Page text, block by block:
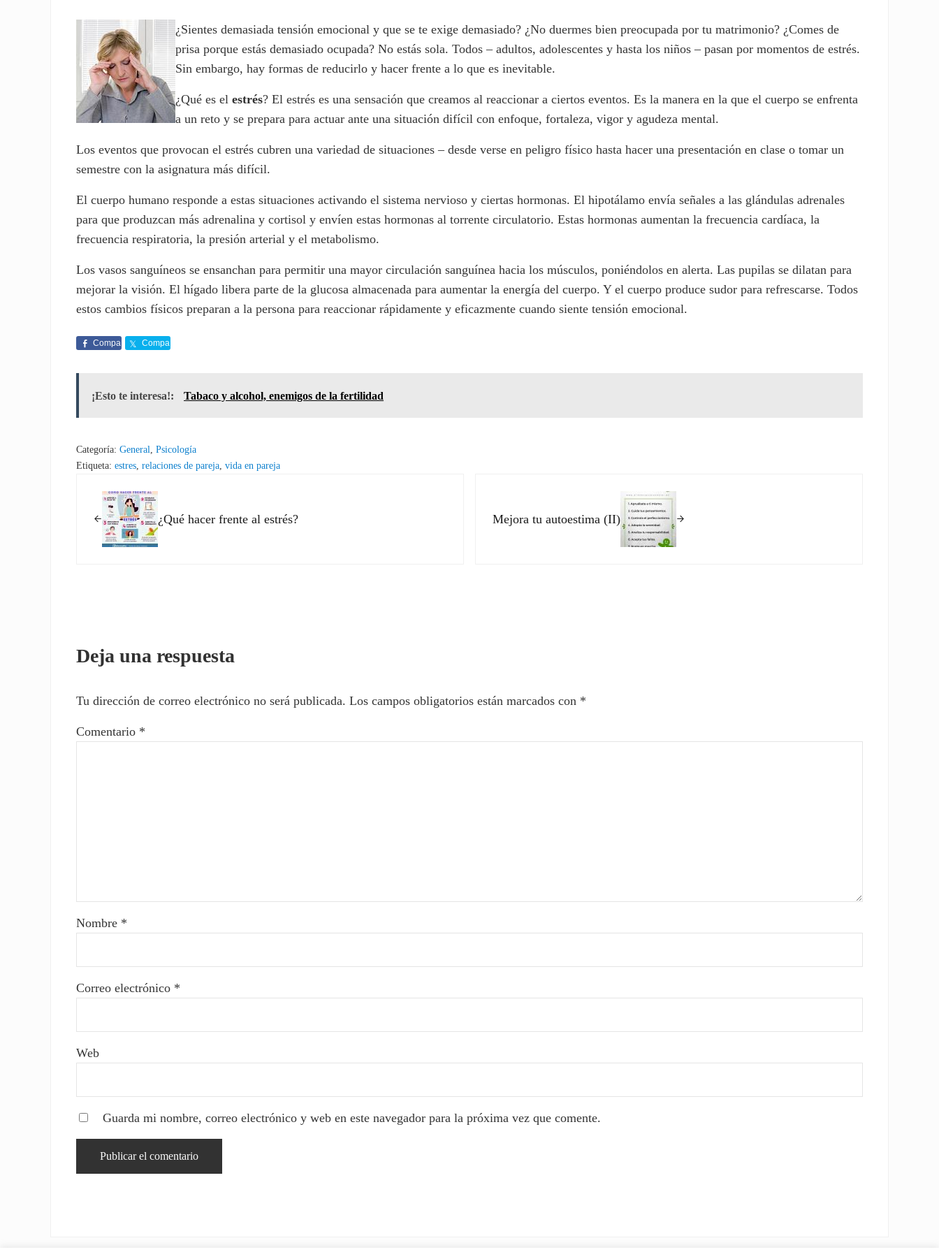
¿Sientes demasiada tensión emocional y que se te exige demasiado? ¿No duermes bien preocupada por tu matrimonio? ¿Comes de
prisa porque estás demasiado ocupada? No estás sola. Todos – adultos, adolescentes y hasta los niños – pasan por momentos de estrés.
Sin embargo, hay formas de reducirlo y hacer frente a lo que es inevitable.
¿Qué es elestrés? El estrés es una sensación que creamos al reaccionar a ciertos eventos. Es la manera en la que el cuerpo se enfrenta
a un reto y se prepara para actuar ante una situación difícil con enfoque, fortaleza, vigor y agudeza mental.
Los eventos que provocan el estrés cubren una variedad de situaciones – desde verse en peligro físico hasta hacer una presentación en clase o tomar un
semestre con la asignatura más difícil.
El cuerpo humano responde a estas situaciones activando el sistema nervioso y ciertas hormonas. El hipotálamo envía señales a las glándulas adrenales
para que produzcan más adrenalina y cortisol y envíen estas hormonas al torrente circulatorio. Estas hormonas aumentan la frecuencia cardíaca, la
frecuencia respiratoria, la presión arterial y el metabolismo.
Los vasos sanguíneos se ensanchan para permitir una mayor circulación sanguínea hacia los músculos, poniéndolos en alerta. Las pupilas se dilatan para
mejorar la visión. El hígado libera parte de la glucosa almacenada para aumentar la energía del cuerpo. Y el cuerpo produce sudor para refrescarse. Todos
estos cambios físicos preparan a la persona para reaccionar rápidamente y eficazmente cuando siente tensión emocional.
Compa
Compa
¡Esto te interesa!: Tabaco y alcohol, enemigos de la fertilidad
Categoría:General ,Psicología
Etiqueta:estres ,relaciones de pareja ,vida en pareja
¿Qué hacer frente al estrés? Mejora tu autoestima (II)
Deja una respuesta
Tu dirección de correo electrónico no será publicada. Los campos obligatorios están marcados con *
Comentario *
Nombre *
Correo electrónico *
Web
Guarda mi nombre, correo electrónico y web en este navegador para la próxima vez que comente.